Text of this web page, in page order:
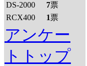
DS-2000
7票
RCX400
1票
アンケー
トトップ